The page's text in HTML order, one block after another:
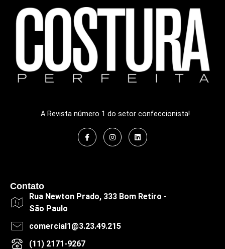
A Revista número 1 do setor confeccionista!
Contato
Rua Newton Prado, 333 Bom Retiro -
São Paulo
comercial1@3.23.49.215
(11) 2171-9267